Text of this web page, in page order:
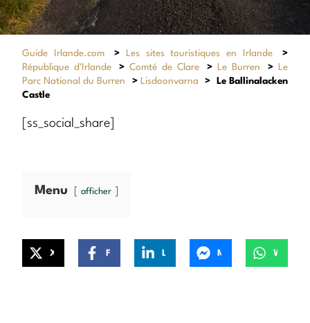
Guide Irlande.com > Les sites touristiques en Irlande
>
République d'Irlande
>Comté de Clare > Le Burren >
Le
Parc National du Burren
> Lisdoonvarna >
Le Ballinalacken
Castle
[ss_social_share]
Menu afficher